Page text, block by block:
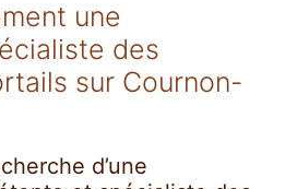
une
des
sur Cournon-
d’une